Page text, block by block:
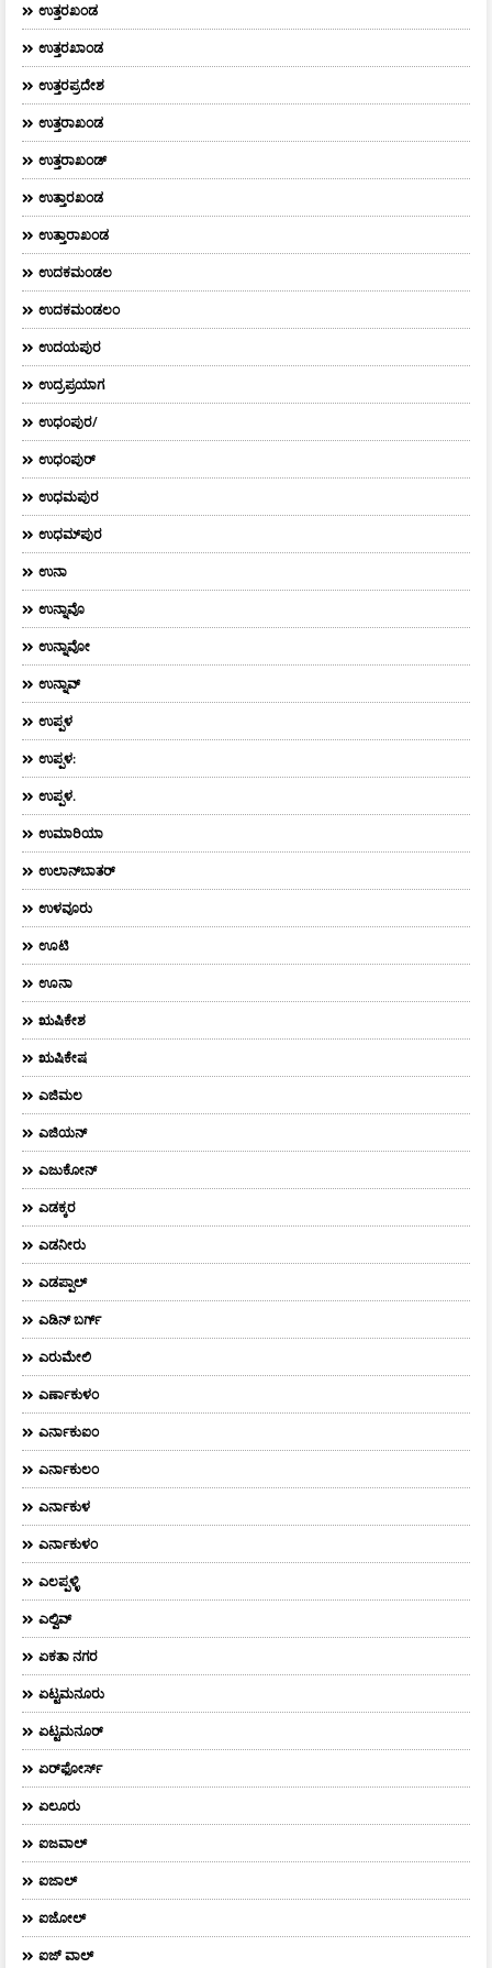
ಉತ್ತರಖಂಡ
ಉತ್ತರಖಾಂಡ
ಉತ್ತರಪ್ರದೇಶ
ಉತ್ತರಾಖಂಡ
ಉತ್ತರಾಖಂಡ್
ಉತ್ತಾರಖಂಡ
ಉತ್ತಾರಾಖಂಡ
ಉದಕಮಂಡಲ
ಉದಕಮಂಡಲಂ
ಉದಯಪುರ
ಉದ್ರಪ್ರಯಾಗ
ಉಧಂಪುರ/
ಉಧಂಪುರ್
ಉಧಮಪುರ
ಉಧಮ್‌ಪುರ
ಉನಾ
ಉನ್ನಾವೊ
ಉನ್ನಾವೋ
ಉನ್ನಾವ್
ಉಪ್ಪಳ
ಉಪ್ಪಳ:
ಉಪ್ಪಳ.
ಉಮಾರಿಯಾ
ಉಲಾನ್‌ಬಾತರ್
ಉಳವೂರು
ಊಟಿ
ಊನಾ
ಋಷಿಕೇಶ
ಋಷಿಕೇಷ
ಎಜಿಮಲ
ಎಜಿಯನ್
ಎಜುಕೋನ್
ಎಡಕ್ಕರ
ಎಡನೀರು
ಎಡಪ್ಪಾಲ್
ಎಡಿನ್ ಬರ್ಗ್
ಎರುಮೇಲಿ
ಎರ್ಣಾಕುಳಂ
ಎರ್ನಾಕುಐಂ
ಎರ್ನಾಕುಲಂ
ಎರ್ನಾಕುಳ
ಎರ್ನಾಕುಳಂ
ಎಲಪ್ಪಳ್ಳಿ
ಎಲ್ವಿವ್
ಏಕತಾ ನಗರ
ಏಟ್ಟಮನೂರು
ಏಟ್ಟಮನೂರ್
ಏರ್‌ಫೋರ್ಸ್‌
ಏಲೂರು
ಐಜವಾಲ್
ಐಜಾಲ್
ಐಜೋಲ್
ಐಜ್ ವಾಲ್